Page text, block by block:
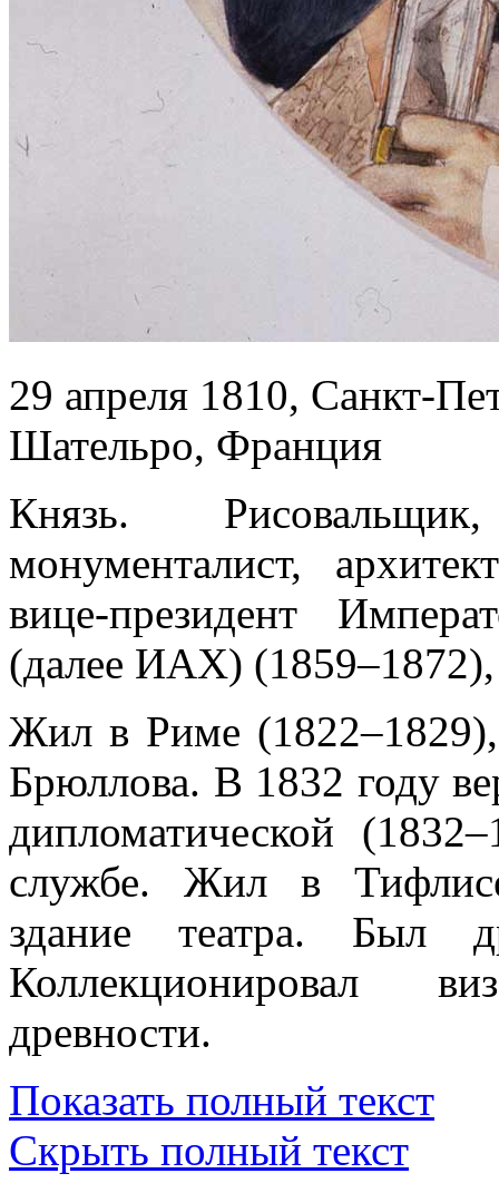
29 апреля 1810, Санкт-
Шательро, Франция
Князь.
монументалист,
вице-президент
(далее ИАХ)
Жил в Риме
Брюллова. В 1832 году
дипломатической
службе. Жил в
здание театра. Был
Коллекционировал
древности.
Показать полный текст
Скрыть полный текст